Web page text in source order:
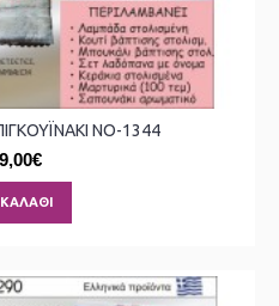
ΝΟ-1344
ΚΑΛΆΘΙ